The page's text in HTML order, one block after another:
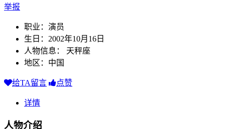
举报
职业：演员
生日：2002年10月16日
人物信息： 天秤座
地区：中国
给TA留言 点赞
详情
人物介绍